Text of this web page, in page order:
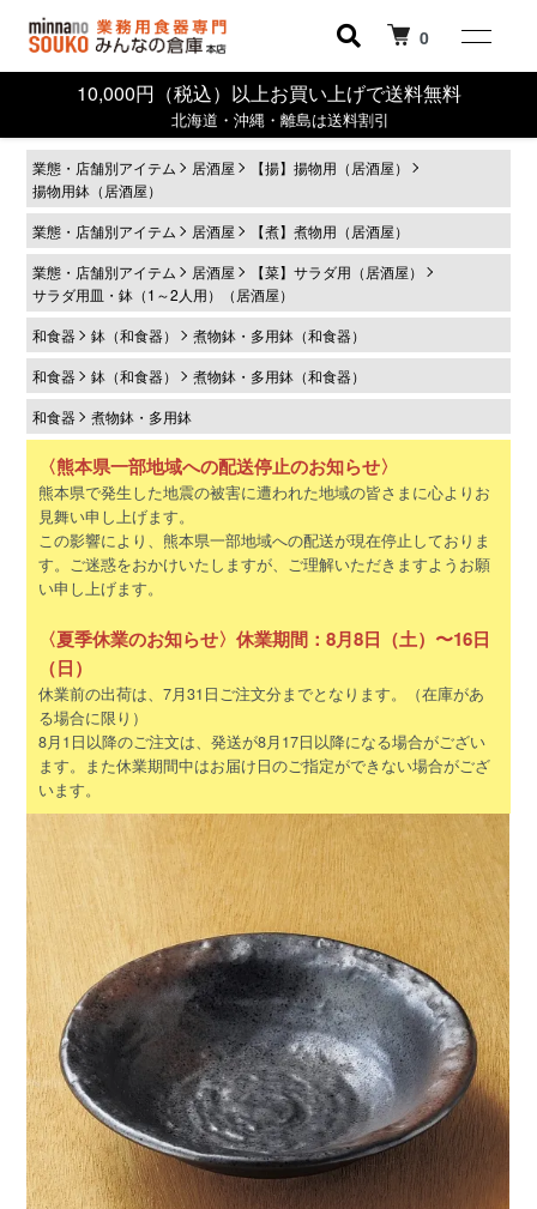
0
10,000円（税込）以上お買い上げで送料無料
北海道・沖縄・離島は送料割引
業態・店舗別アイテム 居酒屋
【揚】揚物用（居酒屋）
揚物用鉢（居酒屋）
業態・店舗別アイテム
居酒屋
【煮】煮物用（居酒屋）
業態・店舗別アイテム
居酒屋
【菜】サラダ用（居酒屋）
サラダ用皿・鉢（1～2人用）（居酒屋）
和食器
鉢（和食器）
煮物鉢・多用鉢（和食器）
和食器
鉢（和食器）
煮物鉢・多用鉢（和食器）
和食器
煮物鉢・多用鉢
〈熊本県一部地域への配送停止のお知らせ〉
熊本県で発生した地震の被害に遭われた地域の皆さまに心よりお
見舞い申し上げます。
この影響により、熊本県一部地域への配送が現在停止しておりま
す。ご迷惑をおかけいたしますが、ご理解いただきますようお願
い申し上げます。
〈夏季休業のお知らせ〉休業期間：8月8日（土）〜16日
（日）
休業前の出荷は、7月31日ご注文分までとなります。（在庫があ
る場合に限り）
8月1日以降のご注文は、発送が8月17日以降になる場合がござい
ます。また休業期間中はお届け日のご指定ができない場合がござ
います。